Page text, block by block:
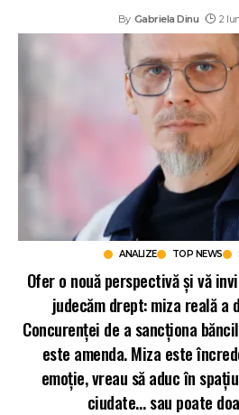
By Gabriela Dinu 2
ANALIZE TOP NEWS
Ofer o nouă perspectivă și vă
judecăm drept: miza reală a
Concurenței de a sancționa
este amenda. Miza este
emoție, vreau să aduc în
ciudate… sau poate